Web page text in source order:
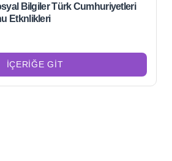
Bilgiler Türk Cumhuriyetleri
Etknlikleri
İÇERIĞE GIT